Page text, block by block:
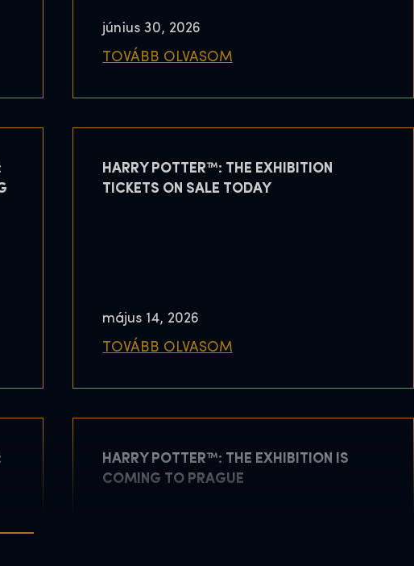
június 30, 2026
TOVÁBB OLVASOM
HARRY POTTER™: THE EXHIBITION
TICKETS ON SALE TODAY
május 14, 2026
TOVÁBB OLVASOM
HARRY POTTER™: THE EXHIBITION IS
COMING TO PRAGUE